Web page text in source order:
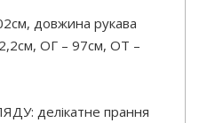
довжина рукава
ОГ – 97см, ОТ –
делікатне прання